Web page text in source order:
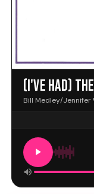
Bill Medley/Jennifer